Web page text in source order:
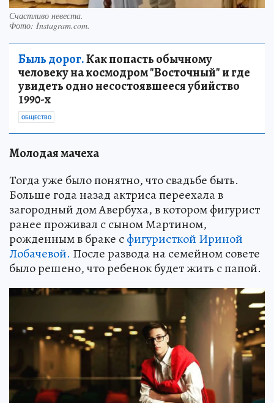
Счастливо невеста.
Фото: Instagram.com.
Быль дорог.Как попасть обычному
человеку на космодром "Восточный" и где
увидеть одно несостоявшееся убийство
1990-х
ОБЩЕСТВО
Молодая мачеха
Тогда уже было понятно, что свадьбе быть.
Больше года назад актриса переехала в
загородный дом Авербуха, в котором фигурист
ранее проживал с сыном Мартином,
рожденным в браке сфигуристкой Ириной
Лобачевой. После развода на семейном совете
было решено, что ребенок будет жить с папой.